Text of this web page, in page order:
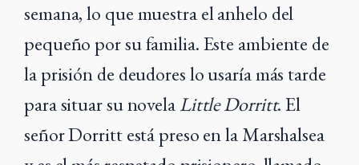
semana, lo que muestra el anhelo del
pequeño por su familia. Este ambiente de
la prisión de deudores lo usaría más tarde
para situar su novelaLittle Dorritt. El
señor Dorritt está preso en la Marshalsea